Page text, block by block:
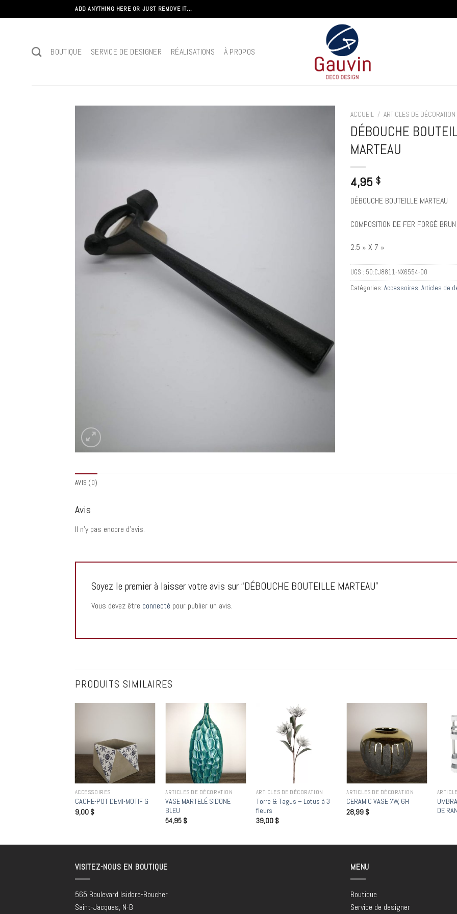
au
ADD ANYTHING HERE OR JUST REMOVE IT...
BOUTIQUE SERVICE DE DESIGNER RÉALISATIONS À PROPOS
ACCUEIL / ARTICLES DE DÉCORATION
DÉBOUCHE
MARTEAU
4,95 $
DÉBOUCHE BOUTEILLE MARTEAU
COMPOSITION DE FER FORGÉ BRUN
2.5 » X 7 »
UGS : 50:CJ8811-NX6554-00
Catégories: Accessoires, Articles de
AVIS (0)
Avis
Il n’y pas encore d’avis.
Soyez le premier à laisser votre avis sur “DÉBOUCHE BOUTEILLE MARTEAU”
Vous devez être connecté pour publier un avis.
PRODUITS SIMILAIRES
ACCESSOIRES
CACHE-POT DEMI-MOTIF G
9,00 $
wishlist
ARTICLES DE DÉCORATION
VASE MARTELÉ SIDONE
BLEU
54,95 $
ARTICLES DE DÉCORATION
Torre & Tagus – Lotus à 3
fleurs
39,00 $
Add to
wishlist
ARTICLES DE DÉCORATION
CERAMIC VASE 7W, 6H
28,99 $
DE
VISITEZ-NOUS EN BOUTIQUE
565 Boulevard Isidore-Boucher
Saint-Jacques, N-B
MENU
Boutique
Service de designer